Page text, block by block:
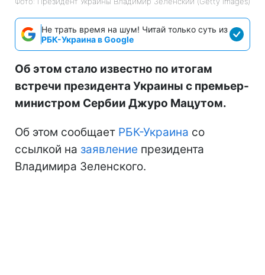
Не трать время на шум! Читай только суть из
РБК-Украина в Google
Об этом стало известно по итогам
встречи президента Украины с премьер-
министром Сербии Джуро Мацутом.
Об этом сообщает РБК-Украина со
ссылкой на заявление президента
Владимира Зеленского.